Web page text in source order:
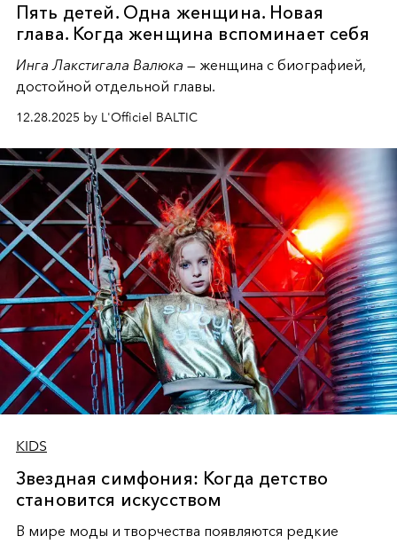
Пять детей. Одна женщина. Новая
глава. Когда женщина вспоминает себя
Инга Лакстигала Валюка — женщина с биографией,
достойной отдельной главы.
12.28.2025 by L'Officiel BALTIC
KIDS
Звездная симфония: Когда детство
становится искусством
В мире моды и творчества появляются редкие